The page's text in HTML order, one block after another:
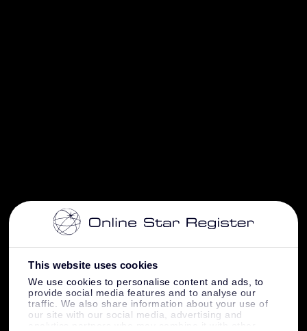
This website uses cookies
We use cookies to personalise content and ads, to
provide social media features and to analyse our
traffic. We also share information about your use of
our site with our social media, advertising and